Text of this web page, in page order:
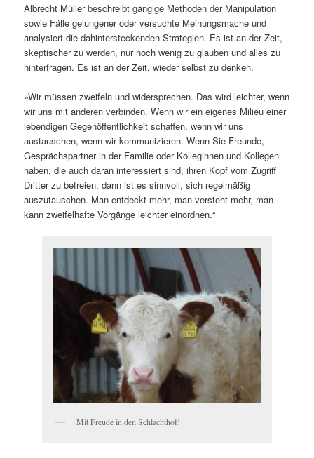
Albrecht Müller beschreibt gängige Methoden der Manipulation
sowie Fälle gelungener oder versuchte Meinungsmache und
analysiert die dahintersteckenden Strategien. Es ist an der Zeit,
skeptischer zu werden, nur noch wenig zu glauben und alles zu
hinterfragen. Es ist an der Zeit, wieder selbst zu denken.
»Wir müssen zweifeln und widersprechen. Das wird leichter, wenn
wir uns mit anderen verbinden. Wenn wir ein eigenes Milieu einer
lebendigen Gegenöffentlichkeit schaffen, wenn wir uns
austauschen, wenn wir kommunizieren. Wenn Sie Freunde,
Gesprächspartner in der Familie oder Kolleginnen und Kollegen
haben, die auch daran interessiert sind, ihren Kopf vom Zugriff
Dritter zu befreien, dann ist es sinnvoll, sich regelmäßig
auszutauschen. Man entdeckt mehr, man versteht mehr, man
kann zweifelhafte Vorgänge leichter einordnen.“
Mit Freude in den Schlachthof!